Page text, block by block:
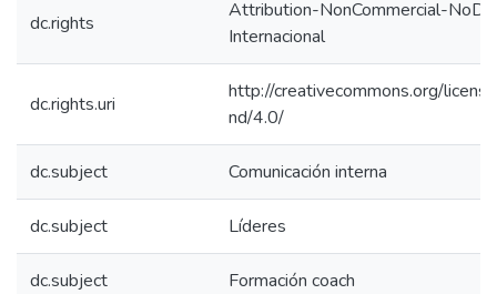
dc.rights
Attribution-NonCommercial-
Internacional
dc.rights.uri
http://creativecommons.org/
nd/4.0/
dc.subject Comunicación interna
dc.subject Líderes
dc.subject Formación coach